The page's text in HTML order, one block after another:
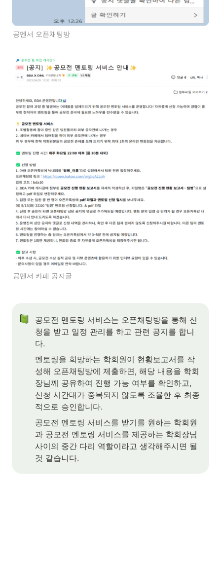
공멘서 오픈채팅방
공멘서 카페 공지글
공모전 멘토링 서비스는 오픈채팅방을 통해 신
청을 받고 일정 관리를 하고 관련 공지를 합니
다.
멘토링을 희망하는 학회원이 현황보고서를 작
성해 오픈채팅방에 제출하면, 해당 내용을 학회
장님께 공유하여 진행 가능 여부를 확인하고,
신청 시간대가 중복되지 않도록 조율한 후 최종
적으로 승인합니다.
공모전 멘토링 서비스를 받기를 원하는 학회원
과 공모전 멘토링 서비스를 제공하는 학회장님
사이의 중간 다리 역할이라고 생각해주시면 될
것 같습니다.